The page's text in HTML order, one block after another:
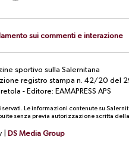
sui commenti e interazione
sportivo sulla Salernitana
registro stampa n. 42/20
- Editore: EAMAPRESS APS
Le informazioni contenute su
senza previa autorizzazione scritta
| DS Media Group